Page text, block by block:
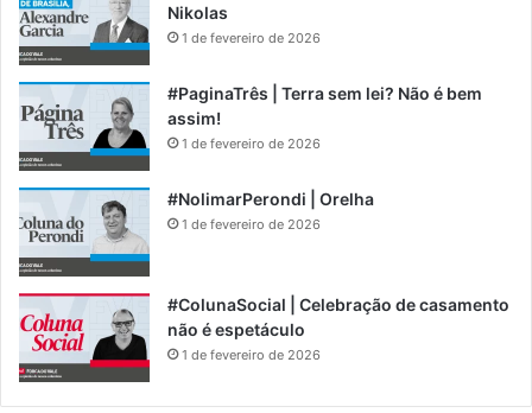
Nikolas
1 de fevereiro de 2026
#PaginaTrês | Terra sem lei? Não é bem
assim!
1 de fevereiro de 2026
#NolimarPerondi | Orelha
1 de fevereiro de 2026
#ColunaSocial | Celebração de casamento
não é espetáculo
1 de fevereiro de 2026